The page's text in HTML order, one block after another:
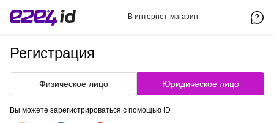
В интернет-магазин
Регистрация
Физическое лицо Юридическое лицо
Вы можете зарегистрироваться с помощью ID